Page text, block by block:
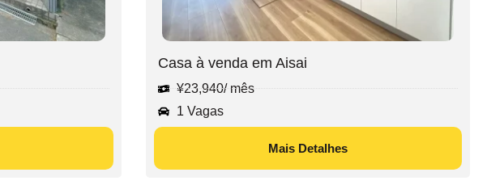
Casa à venda em Aisai
¥23,940/ mês
1 Vagas
Mais Detalhes